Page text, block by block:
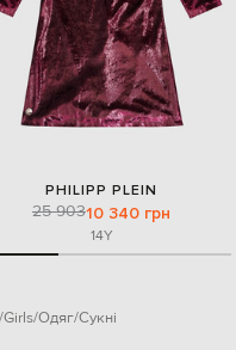
PHILIPP PLEIN
25 90310 340 грн
14Y
Girls Одяг Сукні